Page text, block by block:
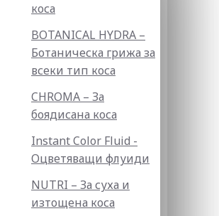
коса
BOTANICAL HYDRA –
Ботаническа грижа за
всеки тип коса
CHROMA – За
боядисана коса
Instant Color Fluid -
Оцветяващи флуиди
NUTRI – За суха и
изтощена коса